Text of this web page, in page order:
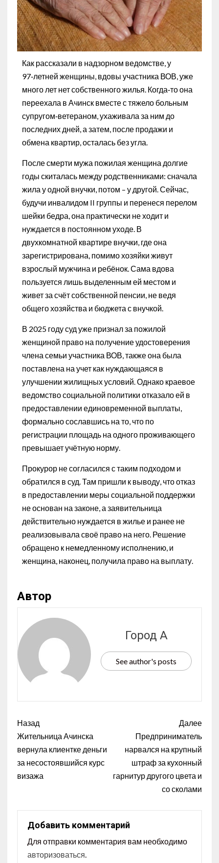
Как рассказали в надзорном ведомстве, у
97‑летней женщины, вдовы участника ВОВ, уже
много лет нет собственного жилья. Когда‑то она
переехала в Ачинск вместе с тяжело больным
супругом‑ветераном, ухаживала за ним до
последних дней, а затем, после продажи и
обмена квартир, осталась без угла.
После смерти мужа пожилая женщина долгие
годы скиталась между родственниками: сначала
жила у одной внучки, потом – у другой. Сейчас,
будучи инвалидом II группы и перенеся перелом
шейки бедра, она практически не ходит и
нуждается в постоянном уходе. В
двухкомнатной квартире внучки, где она
зарегистрирована, помимо хозяйки живут
взрослый мужчина и ребёнок. Сама вдова
пользуется лишь выделенным ей местом и
живет за счёт собственной пенсии, не ведя
общего хозяйства и бюджета с внучкой.
В 2025 году суд уже признал за пожилой
женщиной право на получение удостоверения
члена семьи участника ВОВ, также она была
поставлена на учет как нуждающаяся в
улучшении жилищных условий. Однако краевое
ведомство социальной политики отказало ей в
предоставлении единовременной выплаты,
формально сославшись на то, что по
регистрации площадь на одного проживающего
превышает учётную норму.
Прокурор не согласился с таким подходом и
обратился в суд. Там пришли к выводу, что отказ
в предоставлении меры социальной поддержки
не основан на законе, а заявительница
действительно нуждается в жилье и ранее не
реализовывала своё право на него. Решение
обращено к немедленному исполнению, и
женщина, наконец, получила право на выплату.
Автор
Город А
See author's posts
Назад
Жительница Ачинска
вернула клиентке деньги
за несостоявшийся курс
визажа
Далее
Предприниматель
нарвался на крупный
штраф за кухонный
гарнитур другого цвета и
со сколами
Добавить комментарий
Для отправки комментария вам необходимо
авторизоваться.